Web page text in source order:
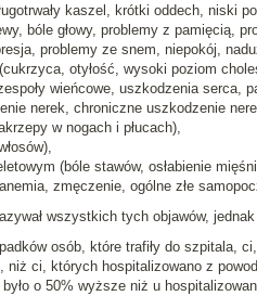
kaszel, krótki oddech, niski
bóle głowy, problemy z pamięcią,
problemy ze snem, niepokój,
otyłość, wysoki poziom
wieńcowe, uszkodzenia serca,
nerek, chroniczne uszkodzenie
w nogach i płucach),
(bóle stawów, osłabienie
zmęczenie, ogólne złe
wszystkich tych objawów,
osób, które trafiły do szpitala,
niż ci, których hospitalizowano z
o 50% wyższe niż u